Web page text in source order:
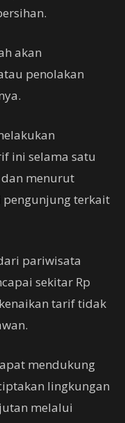
akan
penolakan
ini selama satu
menurut
pengunjung terkait
pariwisata
sekitar Rp
tarif tidak
mendukung
lingkungan
melalui